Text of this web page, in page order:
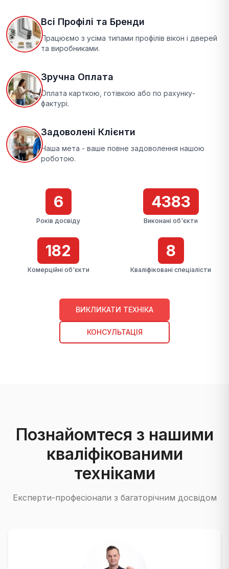
Всі Профілі та Бренди
Працюємо з усіма типами профілів вікон і дверей
та виробниками.
Зручна Оплата
Оплата карткою, готівкою або по рахунку-
фактурі.
Задоволені Клієнти
Наша мета - ваше повне задоволення нашою
роботою.
7
Років досвіду
4384
Виконані об'єкти
183
Комерційні об'єкти
9
Кваліфіковані спеціалісти
ВИКЛИКАТИ ТЕХНІКА
КОНСУЛЬТАЦІЯ
Познайомтеся з нашими
кваліфікованими
техніками
Експерти-професіонали з багаторічним досвідом